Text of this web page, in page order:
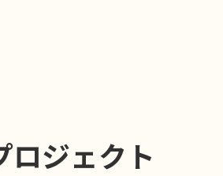
ロジェクト